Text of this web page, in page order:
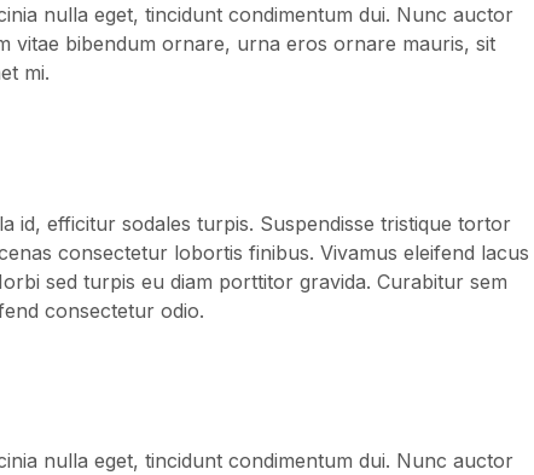
nulla eget, tincidunt condimentum dui. Nunc auctor
vitae bibendum ornare, urna eros ornare mauris, sit
mi.
id, efficitur sodales turpis. Suspendisse tristique tortor
consectetur lobortis finibus. Vivamus eleifend lacus
sed turpis eu diam porttitor gravida. Curabitur sem
consectetur odio.
nulla eget, tincidunt condimentum dui. Nunc auctor